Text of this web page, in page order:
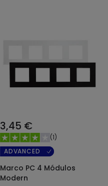
3,45 €
(1)
ADVANCED
Marco PC 4 Módulos
Modern